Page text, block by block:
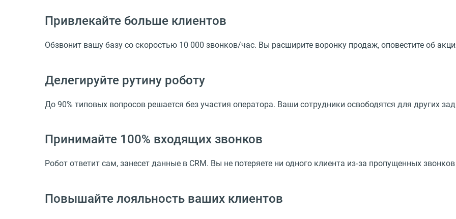
Привлекайте больше клиентов
Обзвонит вашу базу со скоростью 10 000 звонков/час. Вы расширите воронку продаж, оповестите об
Делегируйте рутину роботу
До 90% типовых вопросов решается без участия оператора. Ваши сотрудники освободятся для других
Принимайте 100% входящих звонков
Робот ответит сам, занесет данные в CRM. Вы не потеряете ни одного клиента из‑за пропущенных звонков
Повышайте лояльность ваших клиентов